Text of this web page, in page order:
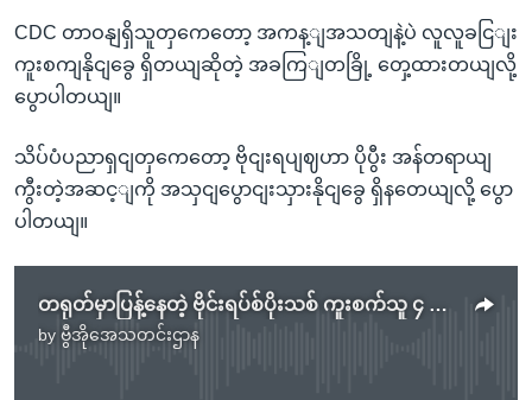
CDC တာဝနျရှိသူတှကေတော့ အကန့ျအသတျနဲ့ပဲ လူလူခငြျး
ကူးစကျနိုငျခွေ ရှိတယျဆိုတဲ့ အခကြျတခြို့ တှေ့ထားတယျလို့
ပွောပါတယျ။
သိပ်ပံပညာရှငျတှကေတော့ ဗိုငျးရပျဈဟာ ပိုပွီး အန်တရာယျ
ကွီးတဲ့အဆင့ျကို အသှငျပွောငျးသှားနိုငျခွေ ရှိနတေယျလို့ ပွော
ပါတယျ။
တရုတ်မှာပြန့်နေတဲ့ ဗိုင်းရပ်စ်ပိုးသစ် ကူးစက်သူ ၄ ဦး ထပ်တိုး
by ဗွီအိုအေသတင်းဌာန
No media source currently available